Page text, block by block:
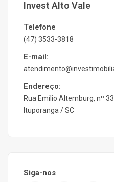
Invest Alto Vale
Telefone
(47) 3533-3818
E-mail:
Endereço:
Rua Emílio Altemburg, nº
Ituporanga / SC
Siga-nos